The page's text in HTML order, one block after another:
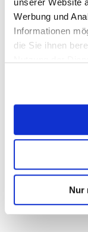
unserer Website
Werbung und
Informationen
die Sie ihnen
Nur